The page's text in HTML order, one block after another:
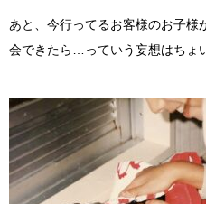
あと、今行ってるお客様のお子様
会できたら
っていう妄想はちょ